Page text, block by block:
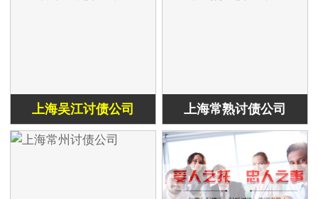
上海吴江讨债公司 上海常熟讨债公司